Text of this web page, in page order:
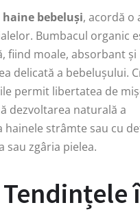
haine bebeluși, acordă o
Bumbacul organic
fiind moale, absorbant și
delicată a bebelușului.
permit libertatea de
dezvoltarea naturală a
hainele strâmte sau cu
sau zgâria pielea.